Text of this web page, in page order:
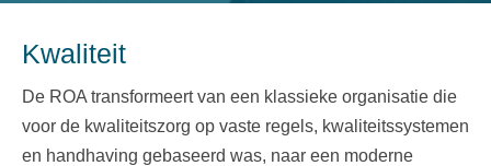
Kwaliteit
De ROA transformeert van een klassieke organisatie die
voor de kwaliteitszorg op vaste regels, kwaliteitssystemen
en handhaving gebaseerd was, naar een moderne